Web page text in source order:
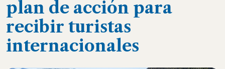
plan de acción para
recibir turistas
internacionales